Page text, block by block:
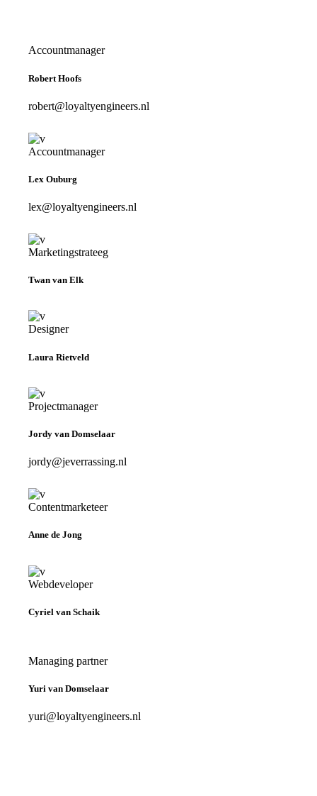
Accountmanager
Robert Hoofs
robert@loyaltyengineers.nl
Accountmanager
Lex Ouburg
lex@loyaltyengineers.nl
Marketingstrateeg
Twan van Elk
Designer
Laura Rietveld
Projectmanager
Jordy van Domselaar
jordy@jeverrassing.nl
Contentmarketeer
Anne de Jong
Webdeveloper
Cyriel van Schaik
Managing partner
Yuri van Domselaar
yuri@loyaltyengineers.nl